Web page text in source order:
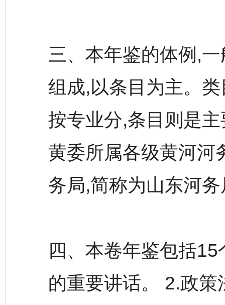
三、本年鉴的体例,
组成,以条目为主。
按专业分,条目则是
黄委所属各级黄河河
务局,简称为山东河
四、本卷年鉴包括
的重要讲话。 2.政